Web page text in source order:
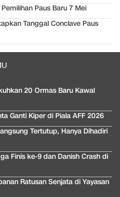
Paus Baru 7 Mei
Tanggal Conclave Paus
20 Ormas Baru Kawal
Ganti Kiper di Piala AFF 2026
Tertutup, Hanya Dihadiri
Finis ke-9 dan Danish Crash di
Ratusan Senjata di Yayasan